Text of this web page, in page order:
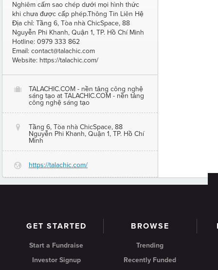
Nghiêm cấm sao chép dưới mọi hình thức
khi chưa được cấp phép.Thông Tin Liên Hệ
Địa chỉ: Tầng 6, Tòa nhà ChicSpace, 88
Nguyễn Phi Khanh, Quận 1, TP. Hồ Chí Minh
Hotline: 0979 333 862
Email: contact@talachic.com
Website: https://talachic.com/
O
TALACHIC.COM - nền tảng công nghệ
sáng tạo at TALACHIC.COM - nền tảng
công nghệ sáng tạo
@
Tầng 6, Tòa nhà ChicSpace, 88
Nguyễn Phi Khanh, Quận 1, TP. Hồ Chí
Minh
G https://talachic.com/
GET STARTED
Start a Fundraise
Investor Signup
BROWSE
Trending
Recently Funded